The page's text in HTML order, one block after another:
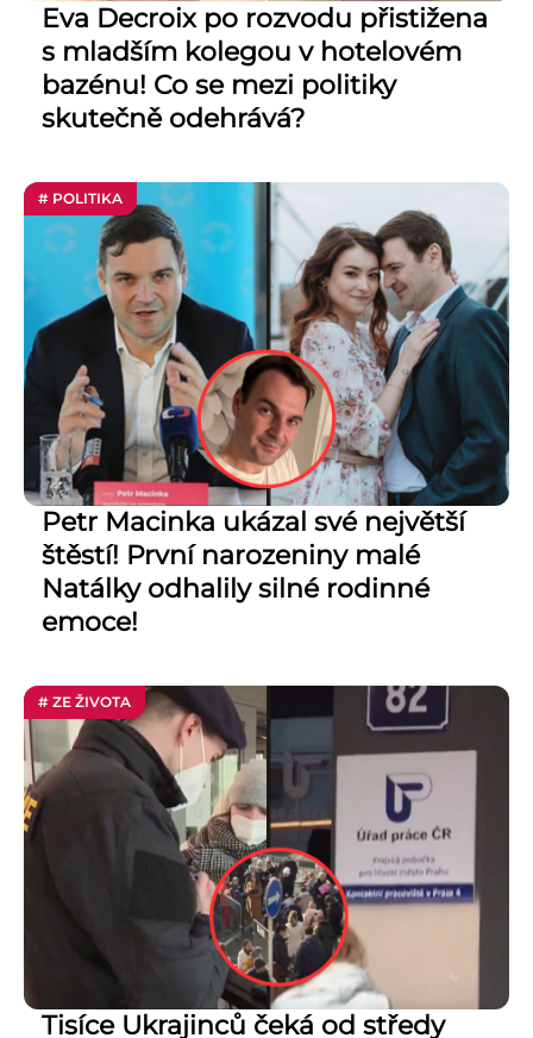
Eva Decroix po rozvodu přistižena
s mladším kolegou v hotelovém
bazénu! Co se mezi politiky
skutečně odehrává?
# POLITIKA
Petr Macinka ukázal své největší
štěstí! První narozeniny malé
Natálky odhalily silné rodinné
emoce!
# ZE ŽIVOTA
Tisíce Ukrajinců čeká od středy